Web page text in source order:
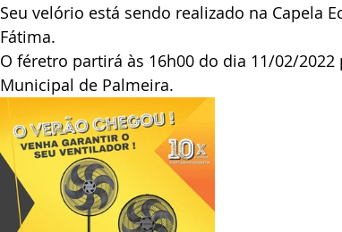
Seu velório está sendo realizado na Capela
Fátima.
O féretro partirá às 16h00 do dia 11/02/
Municipal de Palmeira.